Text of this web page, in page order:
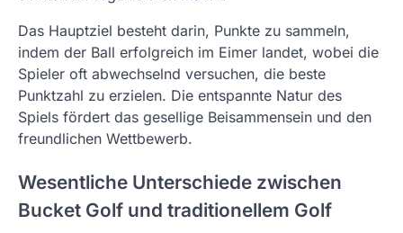
Das Hauptziel besteht darin, Punkte zu sammeln,
indem der Ball erfolgreich im Eimer landet, wobei die
Spieler oft abwechselnd versuchen, die beste
Punktzahl zu erzielen. Die entspannte Natur des
Spiels fördert das gesellige Beisammensein und den
freundlichen Wettbewerb.
Wesentliche Unterschiede zwischen
Bucket Golf und traditionellem Golf